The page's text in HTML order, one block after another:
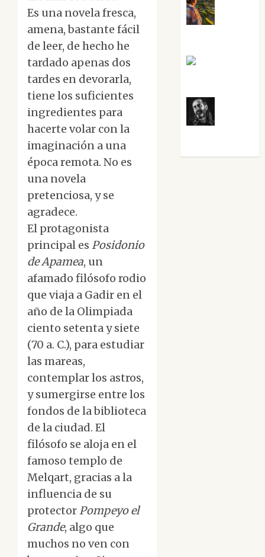
Es una novela fresca,
amena, bastante fácil
de leer, de hecho he
tardado apenas dos
tardes en devorarla,
tiene los suficientes
ingredientes para
hacerte volar con la
imaginación a una
época remota. No es
una novela
pretenciosa, y se
agradece.
El protagonista
principal es Posidonio
de Apamea, un
afamado filósofo rodio
que viaja a Gadir en el
año de la Olimpiada
ciento setenta y siete
(70 a. C.), para estudiar
las mareas,
contemplar los astros,
y sumergirse entre los
fondos de la biblioteca
de la ciudad. El
filósofo se aloja en el
famoso templo de
Melqart, gracias a la
influencia de su
protectorPompeyo el
Grande, algo que
muchos no ven con